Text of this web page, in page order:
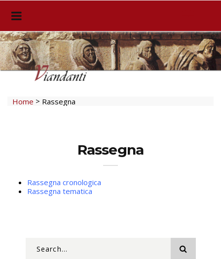
Home > Rassegna
Rassegna
Rassegna cronologica
Rassegna tematica